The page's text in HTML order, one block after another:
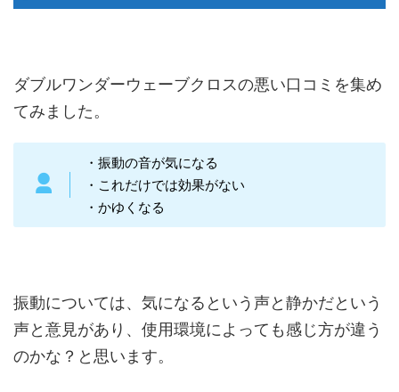
ダブルワンダーウェーブクロスの悪い口コミを集め
てみました。
・振動の音が気になる
・これだけでは効果がない
・かゆくなる
振動については、気になるという声と静かだという
声と意見があり、使用環境によっても感じ方が違う
のかな？と思います。